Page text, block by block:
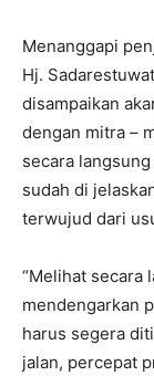
Menanggapi
Hj.
disampaikan
dengan mitra –
secara
sudah di
terwujud dari
“Melihat secara
mendengarkan
harus segera
jalan, percepat